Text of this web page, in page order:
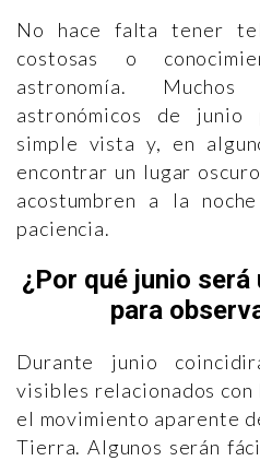
No hace falta tener
costosas o
astronomía.
astronómicos de junio
simple vista y, en
encontrar un lugar
acostumbren a la
paciencia.
¿Por qué junio
para
Durante junio
visibles relacionados con
el movimiento aparente
Tierra. Algunos serán